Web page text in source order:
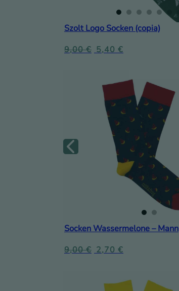
Szolt Logo Socken (copia)
9,00€ 5,40 €
Socken Wassermelone – Mann
9,00€ 2,70 €